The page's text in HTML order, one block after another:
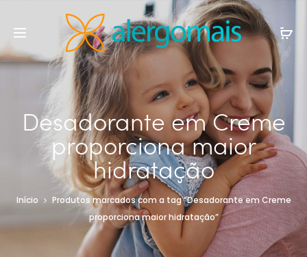
Desadorante em Creme
proporciona maior
hidratação
Início
Produtos marcados com a tag “Desadorante em Creme
proporciona maior hidratação”